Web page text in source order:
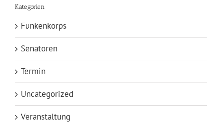
Kategorien
Funkenkorps
Senatoren
Termin
Uncategorized
Veranstaltung